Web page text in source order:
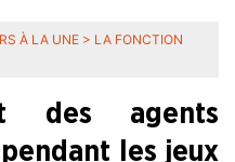
À LA UNE > LA FONCTION
des agents
les jeux